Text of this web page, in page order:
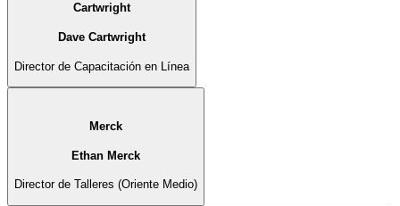
Cartwright
Dave Cartwright
Director de Capacitación en Línea
Merck
Ethan Merck
Director de Talleres (Oriente Medio)